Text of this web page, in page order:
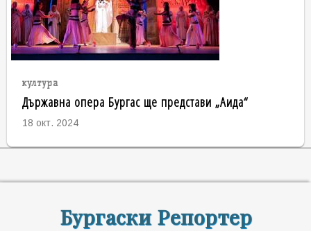
култура
Държавна опера Бургас ще представи „Аида“
18 окт. 2024
Бургаски Репортер